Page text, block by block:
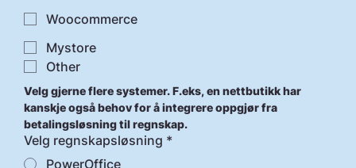
Woocommerce
Mystore
Other
Velg gjerne flere systemer. F.eks, en nettbutikk har
kanskje også behov for å integrere oppgjør fra
Velg regnskapsløsning *
PowerOffice